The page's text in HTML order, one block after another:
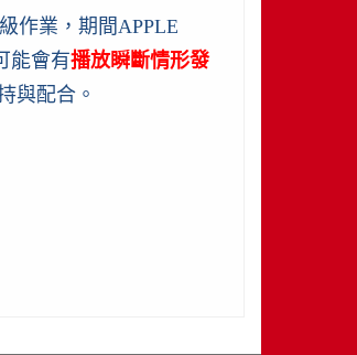
作業，期間APPLE
能會有播放瞬斷情形發
與配合。